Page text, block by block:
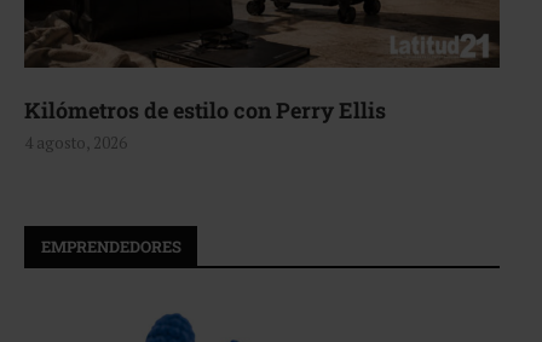
Aerie, texturas que fluyen
4 agosto, 2026
EMPRENDEDORES